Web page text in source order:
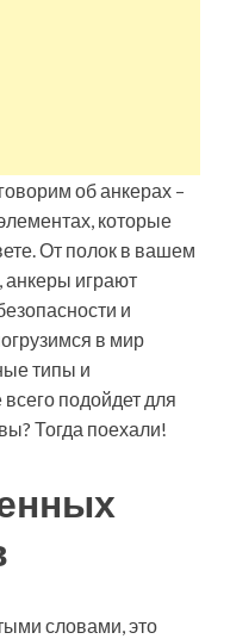
об анкерах –
которые
От полок в вашем
анкеры играют
и
в мир
типы и
подойдет для
Тогда поехали!
словами, это